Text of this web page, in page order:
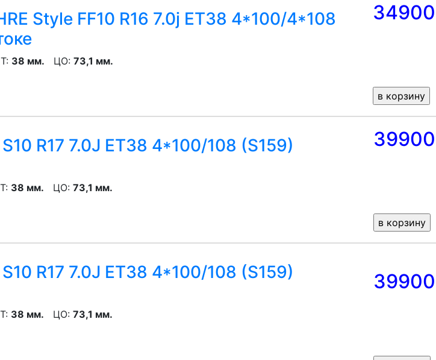
Style FF10 R16 7.0j ET38 4*100/4*108
38 мм. ЦО: 73,1 мм.
34900
R17 7.0J ET38 4*100/108 (S159)
38 мм. ЦО: 73,1 мм.
39900
R17 7.0J ET38 4*100/108 (S159)
38 мм. ЦО: 73,1 мм.
39900